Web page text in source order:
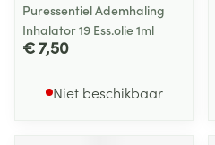
Puressentiel Ademhaling
Inhalator 19 Ess.olie 1ml
€ 7,50
Niet beschikbaar